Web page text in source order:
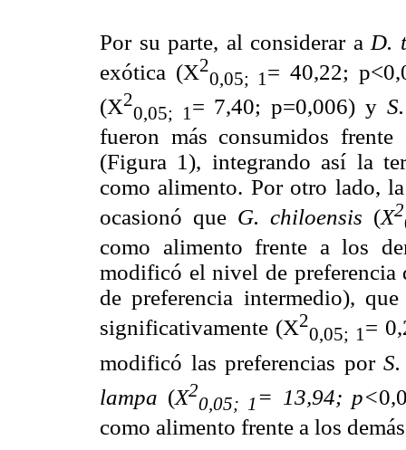
Por su parte, al considerar a D.
exótica (X2
0,05; 1 = 40,22;
(X2
0,05; 1 = 7,40; p=0,006) y
fueron más consumidos
(Figura 1), integrando así la
como alimento. Por otro lado,
ocasionó que G. chiloensis (X2
como alimento frente a los
modificó el nivel de preferencia
de preferencia intermedio),
significativamente (X2
0,05; 1 =
modificó las preferencias por
lampa (X2
0,05; 1 = 13,94; p<
como alimento frente a los